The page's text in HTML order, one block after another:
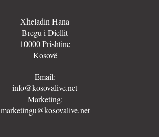
Xheladin Hana
Bregu i Diellit
10000 Prishtine
Kosovë
Email:
info@kosovalive.net
Marketing:
marketingu@kosovalive.net